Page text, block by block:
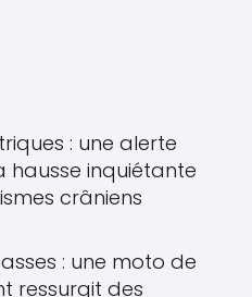
: une alerte
inquiétante
crâniens
: une moto de
ressurgit des